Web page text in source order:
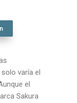
varía el
el
Sakura